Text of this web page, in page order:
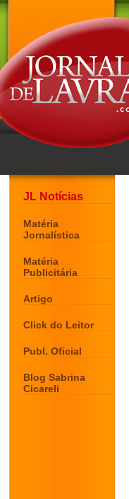
JL Notícias
Matéria
Jornalística
Matéria
Publicitária
Artigo
Click do Leitor
Publ. Oficial
Blog Sabrina
Cicareli